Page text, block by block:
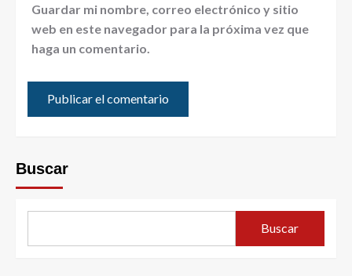
Guardar mi nombre, correo electrónico y sitio
web en este navegador para la próxima vez que
haga un comentario.
Buscar
Buscar